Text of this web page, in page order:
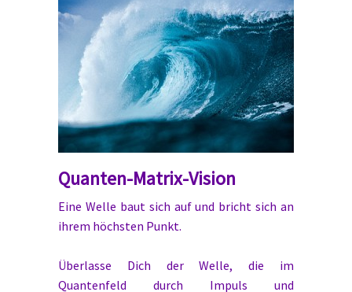
Quanten-Matrix-Vision
Eine Welle baut sich auf und bricht sich an
ihrem höchsten Punkt.
Überlasse Dich der Welle, die im
Quantenfeld durch Impuls und